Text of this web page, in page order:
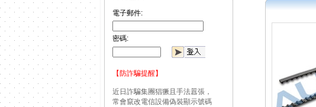
電子郵件:
密碼:
【防詐騙提醒】
近日詐騙集團猖獗且手法囂張，
常會竄改電信設備偽裝顯示號碼